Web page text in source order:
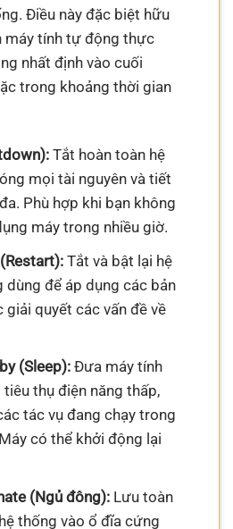
Điều này đặc biệt hữu
máy tính tự động thực
nhất định vào cuối
trong khoảng thời gian
Tắt hoàn toàn hệ
mọi tài nguyên và tiết
Phù hợp khi bạn không
máy trong nhiều giờ.
Tắt và bật lại hệ
dùng để áp dụng các bản
giải quyết các vấn đề về
(Sleep):Đưa máy tính
thụ điện năng thấp,
tác vụ đang chạy trong
có thể khởi động lại
(Ngủ đông):Lưu toàn
thống vào ổ đĩa cứng